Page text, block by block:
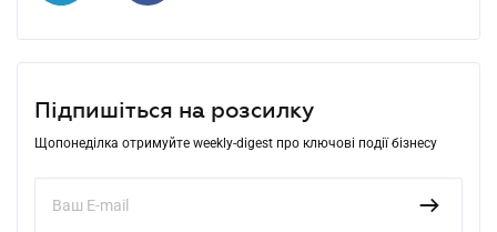
Підпишіться на розсилку
Щопонеділка отримуйте weekly-digest про ключові події бізнесу